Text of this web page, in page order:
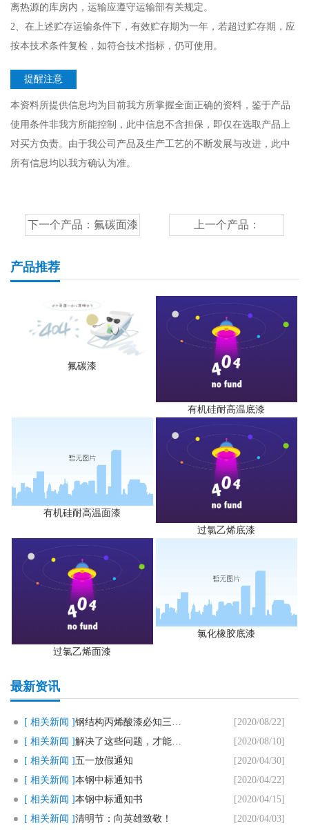
离热源的库房内，运输应遵守运输部有关规定。
2、在上述贮存运输条件下，有效贮存期为一年，若超过贮存期，应
按本技术条件复检，如符合技术指标，仍可使用。
提醒注意
本资料所提供信息均为目前我方所掌握全面正确的资料，鉴于产品
使用条件非我方所能控制，此中信息不含担保，即仅在选取产品上
对买方负责。由于我公司产品及生产工艺的不断发展与改进，此中
所有信息均以我方确认为准。
下一个产品： 氟碳面漆 上一个产品：
产品推荐
氟碳漆
有机硅耐高温底漆
有机硅耐高温面漆
过氯乙烯底漆
过氯乙烯面漆
氯化橡胶底漆
最新资讯
[ 相关新闻 ] 钢结构丙烯酸漆必知三个要点
[2020/08/22]
[ 相关新闻 ]
解决了这些问题，才能用好马路划..
[2020/08/10]
[ 相关新闻 ]五一放假通知
[2020/04/30]
[ 相关新闻 ]本钢中标通知书
[2020/04/22]
[ 相关新闻 ]本钢中标通知书
[2020/04/15]
[ 相关新闻 ]清明节：向英雄致敬！ [2020/04/03]